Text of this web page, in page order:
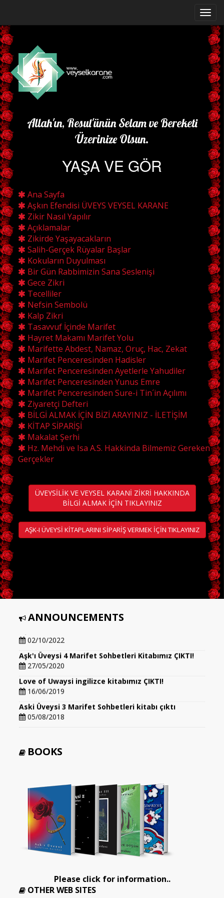
Allah'ın, Resul'ünün Selam ve Bereketi
Üzerinize Olsun.
YAŞA VE GÖR
Ana Sayfa
Aşkın Efendisi ÜVEYS VEYSEL KARANE
Zikir Nasıl Yapılır
Açıklamalar
Zikirde Yaşayacakların
Salih-Gerçek Rüyalar Başlar
Kokuların Duyulması
Bir Gün Rabbimizin Sana Seslenişi
Gece Zikri
Tecelliler
Nefsin Sembolü
Kalp Zikri
Tasavvuf İçinde Marifet
Hayret Makamı Marifet Yolu
Marifette Abdest, Namaz, Oruç, Hac, Zekat
Marifet Penceresinden Hadisler
Marifet Penceresinden Ayetlerle Yahudiler
Marifet Penceresinden Yunus Emre
Marifet Penceresinden Sure-i Tin´in Açılımı
Ziyaretçi Defteri
BİLGİ ALMAK İÇİN BİZİ ARAYINIZ - İLETİŞİM
KİTAP SİPARİŞİ
Makalat Şerhi
Hz. Mehdi ve Isa A.S. Hakkinda Bilmemiz Gereken
Gerçekler
ÜVEYSİLİK VE VEYSEL KARANİ ZİKRİ HAKKINDA
BİLGİ ALMAK İÇİN TIKLAYINIZ
AŞK-I ÜVEYSİ KİTAPLARINI SİPARİŞ VERMEK İÇİN TIKLAYINIZ
ANNOUNCEMENTS
02/10/2022
Aşk'ı Üveysi 4 Marifet Sohbetleri Kitabımız ÇIKTI!
27/05/2020
Love of Uwaysi ingilizce kitabımız ÇIKTI!
16/06/2019
Aski Üveysi 3 Marifet Sohbetleri kitabı çıktı
05/08/2018
BOOKS
Please click for information..
OTHER WEB SITES